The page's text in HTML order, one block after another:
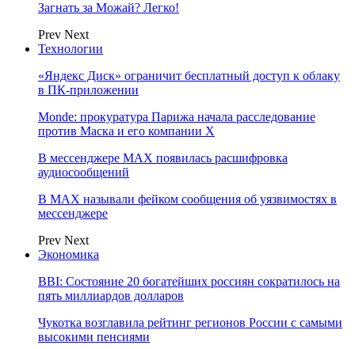
Загнать за Можай? Легко!
Prev Next
Технологии
«Яндекс Диск» ограничит бесплатный доступ к облаку
в ПК-приложении
Monde: прокуратура Парижа начала расследование
против Маска и его компании X
В мессенджере MAX появилась расшифровка
аудиосообщений
В МAX называли фейком сообщения об уязвимостях в
мессенджере
Prev Next
Экономика
BBI: Состояние 20 богатейших россиян сократилось на
пять миллиардов долларов
Чукотка возглавила рейтинг регионов России с самыми
высокими пенсиями